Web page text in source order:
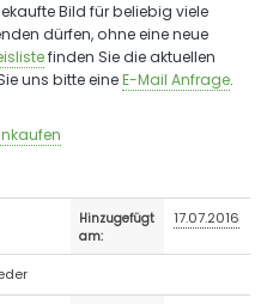
Bild für beliebig viele
dürfen, ohne eine neue
finden Sie die aktuellen
uns bitte eineE-Mail Anfrage.
Hinzugefügt
am:
17.07.2016